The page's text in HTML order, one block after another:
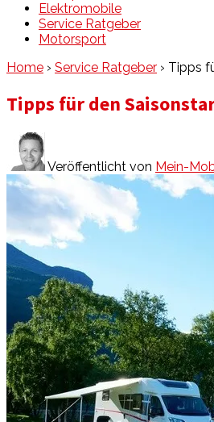
Elektromobile
Service Ratgeber
Motorsport
Home › Service Ratgeber › Tipps
Tipps für den
Veröffentlicht von Mein-